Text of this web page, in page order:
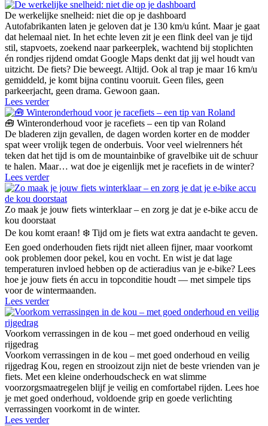
De werkelijke snelheid: niet die op je dashboard
Autofabrikanten laten je geloven dat je 130 km/u kúnt. Maar je gaat
dat helemaal niet. In het echte leven zit je een flink deel van je tijd
stil, stapvoets, zoekend naar parkeerplek, wachtend bij stoplichten
én rondjes rijdend omdat Google Maps denkt dat jij wel houdt van
uitzicht. De fiets? Die beweegt. Altijd. Ook al trap je maar 16 km/u
gemiddeld, je komt bijna continu vooruit. Geen files, geen
parkeerjacht, geen drama. Gewoon gaan.
Lees verder
🧰 Winteronderhoud voor je racefiets – een tip van Roland
De bladeren zijn gevallen, de dagen worden korter en de modder
spat weer vrolijk tegen de onderbuis. Voor veel wielrenners hét
teken dat het tijd is om de mountainbike of gravelbike uit de schuur
te halen. Maar… wat doe je eigenlijk met je racefiets in de winter?
Lees verder
Zo maak je jouw fiets winterklaar – en zorg je dat je e-bike accu de
kou doorstaat
De kou komt eraan! ❄️ Tijd om je fiets wat extra aandacht te geven.
Een goed onderhouden fiets rijdt niet alleen fijner, maar voorkomt
ook problemen door pekel, kou en vocht. En wist je dat lage
temperaturen invloed hebben op de actieradius van je e-bike? Lees
hoe je jouw fiets én accu in topconditie houdt — met simpele tips
voor de wintermaanden.
Lees verder
Voorkom verrassingen in de kou – met goed onderhoud en veilig
rijgedrag
Voorkom verrassingen in de kou – met goed onderhoud en veilig
rijgedrag Kou, regen en strooizout zijn niet de beste vrienden van je
fiets. Met een kleine onderhoudscheck en wat slimme
voorzorgsmaatregelen blijf je veilig en comfortabel rijden. Lees hoe
je met goed onderhoud, voldoende grip en goede verlichting
verrassingen voorkomt in de winter.
Lees verder